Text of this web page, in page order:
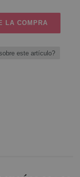
LA COMPRA
este artículo?